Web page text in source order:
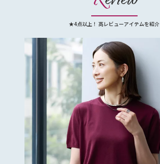
★4点以上！ 高レビューアイテムを紹介